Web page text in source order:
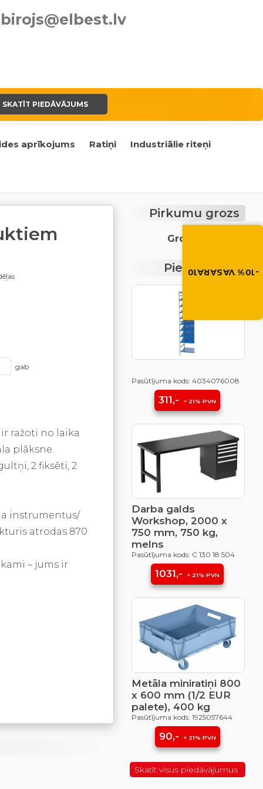
Vasara nāk ar
-10% atlaide visiem
-10% VASARA10
SKATĪT PIEDĀVĀJUMS
aprīkojums Ratiņi Industriālie riteņi
gab
ražoti no laika
plāksne.
2 fiksēti, 2
instrumentus/
atrodas 870
– jums ir
Pirkumu grozs
Grozs ir tukšs
Piedāvājumi
Pasūtījuma kods: 4034076008
311,- + 21% PVN
Darba galds
Workshop, 2000 x
750 mm, 750 kg,
melns
Pasūtījuma kods: C 130 18 504
1031,- + 21% PVN
Metāla miniratiņi 800
x 600 mm (1/2 EUR
palete), 400 kg
Pasūtījuma kods: 1925057644
90,- + 21% PVN
Skatīt visus piedāvājumus